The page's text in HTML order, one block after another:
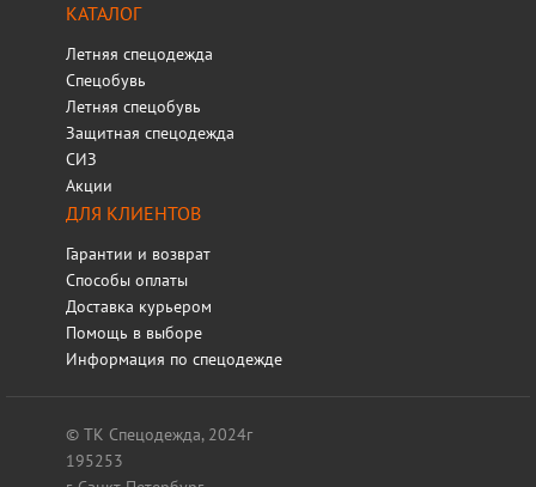
КАТАЛОГ
Летняя спецодежда
Спецобувь
Летняя спецобувь
Защитная спецодежда
СИЗ
Акции
ДЛЯ КЛИЕНТОВ
Гарантии и возврат
Способы оплаты
Доставка курьером
Помощь в выборе
Информация по спецодежде
© ТК Спецодежда, 2024г
195253